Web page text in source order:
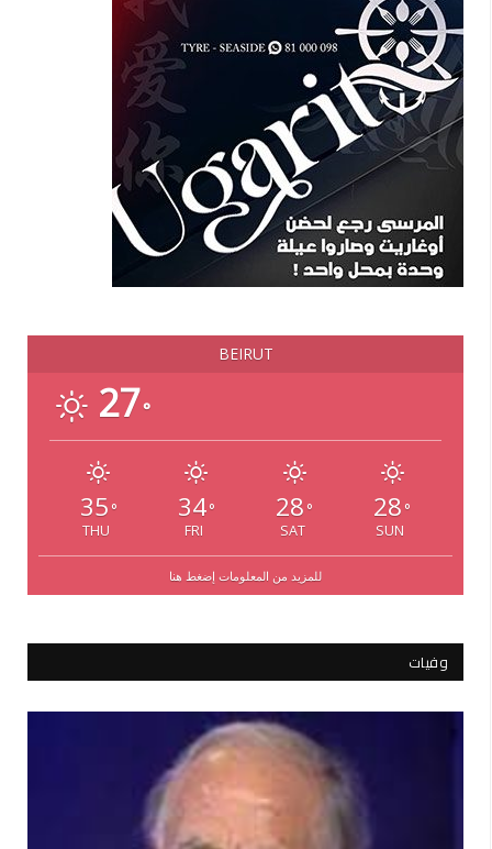
BEIRUT
27°
35 °
THU
34°
FRI
28 °
SAT
28 °
SUN
للمزيد من المعلومات إضغط هنا
وفيات